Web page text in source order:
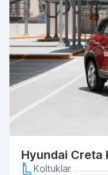
Hyundai Creta
Koltuklar